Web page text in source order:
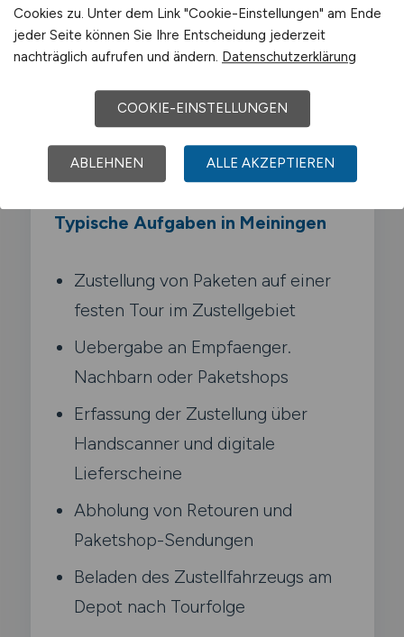
ganzen Tag mit deinem Zustellfahrzeug
unterwegs. Du klingelst. uebergibst Pakete
bist oft das einzige Gesicht eines
bekommen.
Typische Aufgaben in Meiningen
Zustellung von Paketen auf einer
festen Tour im Zustellgebiet
Uebergabe an Empfaenger.
Nachbarn oder Paketshops
Erfassung der Zustellung über
Handscanner und digitale
Lieferscheine
Abholung von Retouren und
Paketshop-Sendungen
Beladen des Zustellfahrzeugs am
Depot nach Tourfolge
Cookies zu. Unter dem Link "Cookie-Einstellungen" am Ende
jeder Seite können Sie Ihre Entscheidung jederzeit
nachträglich aufrufen und ändern. Datenschutzerklärung
COOKIE-EINSTELLUNGEN
ABLEHNEN ALLE AKZEPTIEREN